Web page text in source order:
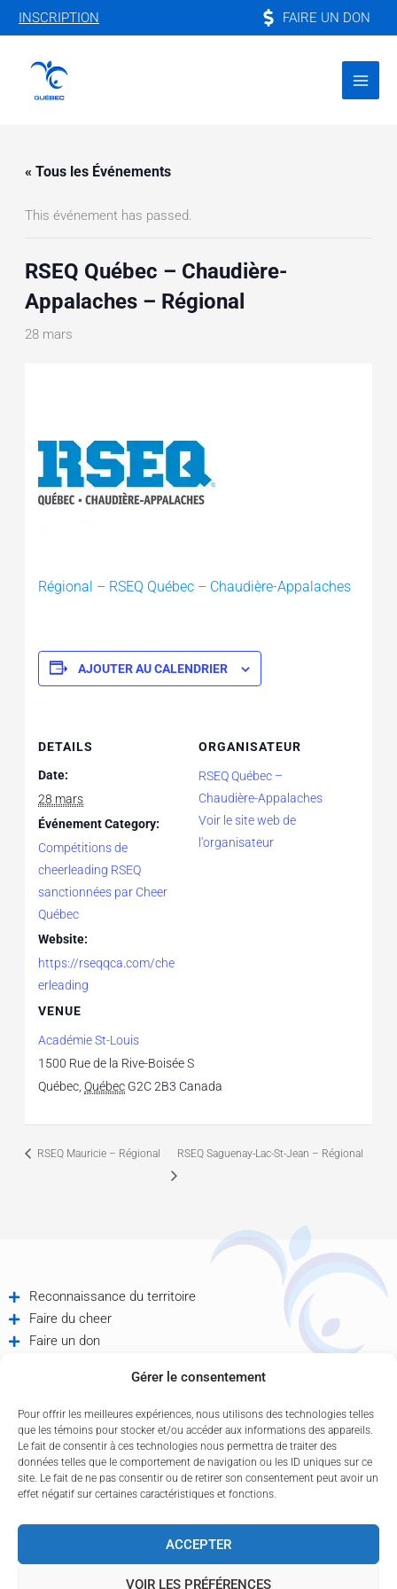
Gérer le consentement
Pour offrir les meilleures expériences, nous utilisons des technologies telles
que les témoins pour stocker et/ou accéder aux informations des appareils.
Le fait de consentir à ces technologies nous permettra de traiter des
données telles que le comportement de navigation ou les ID uniques sur ce
site. Le fait de ne pas consentir ou de retirer son consentement peut avoir un
effet négatif sur certaines caractéristiques et fonctions.
ACCEPTER
VOIR LES PRÉFÉRENCES
Aller
au
INSCRIPTION FAIRE UN DON
« Tous les Événements
This événement has passed.
RSEQ Québec – Chaudière-
Appalaches – Régional
28 mars
Régional – RSEQ Québec – Chaudière-Appalaches
AJOUTER AU CALENDRIER
DETAILS
Date:
28 mars
Événement Category:
Compétitions de
cheerleading RSEQ
sanctionnées par Cheer
Québec
Website:
https://rseqqca.com/che
erleading
VENUE
Académie St-Louis
1500 Rue de la Rive-Boisée S
Québec Québec G2C 2B3 Canada
ORGANISATEUR
RSEQ Québec –
Chaudière-Appalaches
Voir le site web de
l'organisateur
RSEQ Mauricie – Régional RSEQ Saguenay-Lac-St-Jean – Régional
Reconnaissance du territoire
Faire du cheer
Faire un don
Contactez-nous
Politique de confidentialité
F
a
L
i
Y
o
N